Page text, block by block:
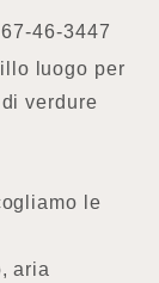
46-3447
luogo per
verdure
le
aria